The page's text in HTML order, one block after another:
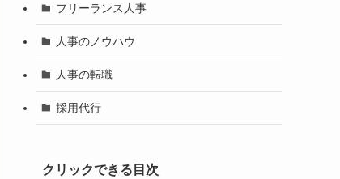
フリーランス人事
人事のノウハウ
人事の転職
採用代行
クリックできる目次